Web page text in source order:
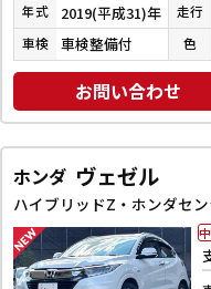
年式 2019(平成31)年 走行
車検 車検整備付 色
お問い合わせ
ホンダ ヴェゼル